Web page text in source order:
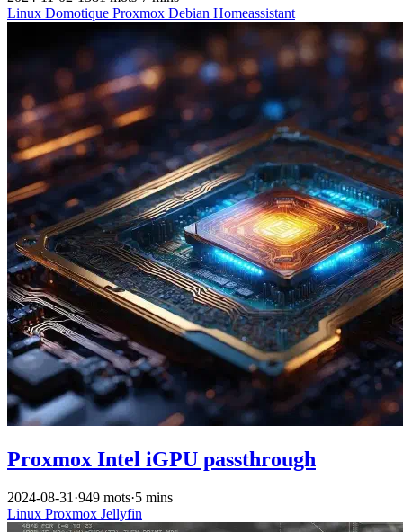
Linux Domotique Proxmox Debian Homeassistant
Proxmox Intel iGPU passthrough
2024-08-31 ·949 mots·5 mins
Linux Proxmox Jellyfin